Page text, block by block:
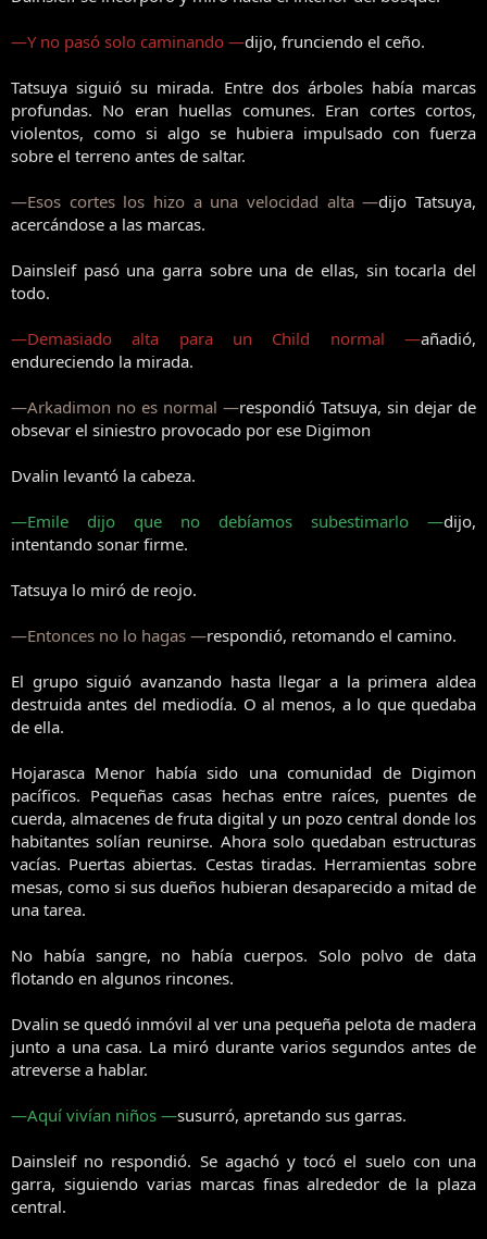
—Y no pasó solo caminando —dijo, frunciendo el ceño.
Tatsuya siguió su mirada. Entre dos árboles había marcas
profundas. No eran huellas comunes. Eran cortes cortos,
violentos, como si algo se hubiera impulsado con fuerza
sobre el terreno antes de saltar.
—Esos cortes los hizo a una velocidad alta —dijo Tatsuya,
acercándose a las marcas.
Dainsleif pasó una garra sobre una de ellas, sin tocarla del
todo.
—Demasiado alta para un Child normal —añadió,
endureciendo la mirada.
—Arkadimon no es normal —respondió Tatsuya, sin dejar de
obsevar el siniestro provocado por ese Digimon
Dvalin levantó la cabeza.
—Emile dijo que no debíamos subestimarlo —dijo,
intentando sonar firme.
Tatsuya lo miró de reojo.
—Entonces no lo hagas —respondió, retomando el camino.
El grupo siguió avanzando hasta llegar a la primera aldea
destruida antes del mediodía. O al menos, a lo que quedaba
de ella.
Hojarasca Menor había sido una comunidad de Digimon
pacíficos. Pequeñas casas hechas entre raíces, puentes de
cuerda, almacenes de fruta digital y un pozo central donde los
habitantes solían reunirse. Ahora solo quedaban estructuras
vacías. Puertas abiertas. Cestas tiradas. Herramientas sobre
mesas, como si sus dueños hubieran desaparecido a mitad de
una tarea.
No había sangre, no había cuerpos. Solo polvo de data
flotando en algunos rincones.
Dvalin se quedó inmóvil al ver una pequeña pelota de madera
junto a una casa. La miró durante varios segundos antes de
atreverse a hablar.
—Aquí vivían niños —susurró, apretando sus garras.
Dainsleif no respondió. Se agachó y tocó el suelo con una
garra, siguiendo varias marcas finas alrededor de la plaza
central.